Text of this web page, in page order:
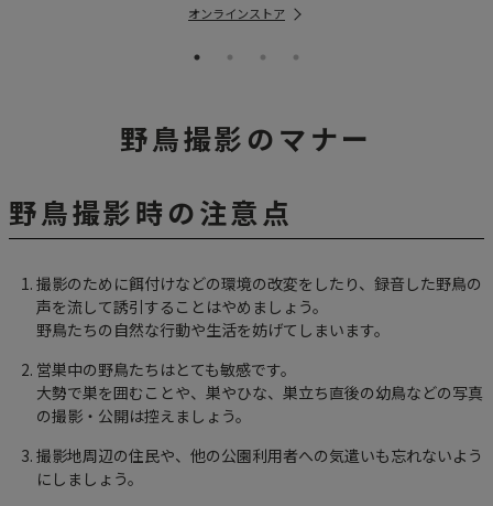
オンラインストア
野鳥撮影のマナー
野鳥撮影時の注意点
撮影のために餌付けなどの環境の改変をしたり、録音した野鳥の
声を流して誘引することはやめましょう。
野鳥たちの自然な行動や生活を妨げてしまいます。
営巣中の野鳥たちはとても敏感です。
大勢で巣を囲むことや、巣やひな、巣立ち直後の幼鳥などの写真
の撮影・公開は控えましょう。
撮影地周辺の住民や、他の公園利用者への気遣いも忘れないよう
にしましょう。